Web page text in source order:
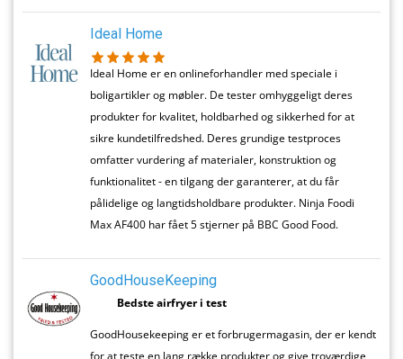
Ideal Home
Ideal Home er en onlineforhandler med speciale i
boligartikler og møbler. De tester omhyggeligt deres
produkter for kvalitet, holdbarhed og sikkerhed for at
sikre kundetilfredshed. Deres grundige testproces
omfatter vurdering af materialer, konstruktion og
funktionalitet - en tilgang der garanterer, at du får
pålidelige og langtidsholdbare produkter. Ninja Foodi
Max AF400 har fået 5 stjerner på BBC Good Food.
GoodHouseKeeping
Bedste airfryer i test
GoodHousekeeping er et forbrugermagasin, der er kendt